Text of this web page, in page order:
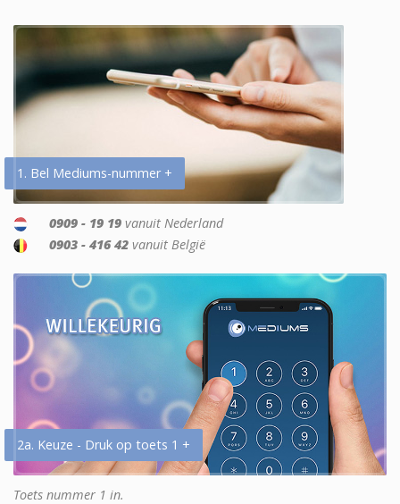
1. Bel Mediums-nummer +
0909 - 19 19 vanuit Nederland
0903 - 416 42 vanuit België
2a. Keuze - Druk op toets 1 +
Toets nummer 1 in.